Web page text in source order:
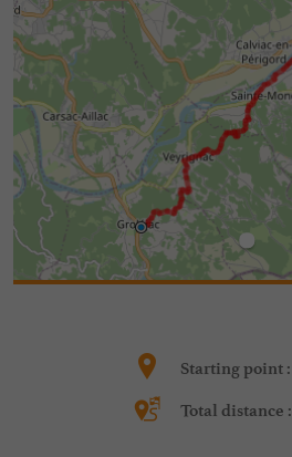
Starting point :
Total distance :